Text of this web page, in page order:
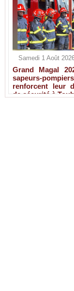
Samedi 1 Août
Grand Magal
sapeurs-pompiers
renforcent leur
de sécurité à